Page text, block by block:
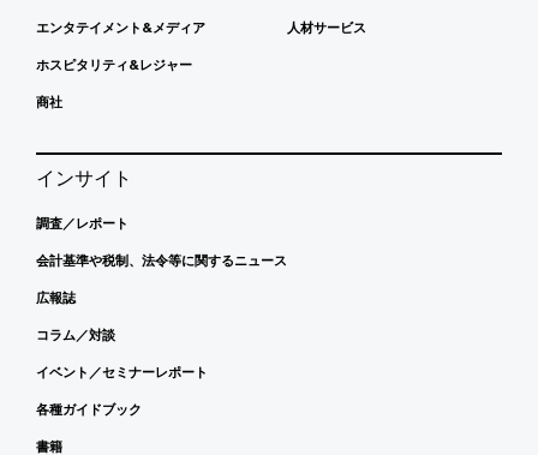
エンタテイメント&メディア
ホスピタリティ&レジャー
商社
人材サービス
インサイト
調査／レポート
会計基準や税制、法令等に関するニュース
広報誌
コラム／対談
イベント／セミナーレポート
各種ガイドブック
書籍